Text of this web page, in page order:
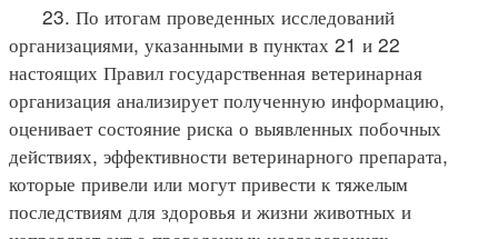
23. По итогам проведенных исследований
организациями, указанными в пунктах 21 и 22
настоящих Правил государственная ветеринарная
организация анализирует полученную информацию,
оценивает состояние риска о выявленных побочных
действиях, эффективности ветеринарного препарата,
которые привели или могут привести к тяжелым
последствиям для здоровья и жизни животных и